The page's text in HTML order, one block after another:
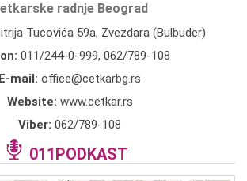
radnje Beograd
Tucovića 59a, Zvezdara (Bulbuder)
011/244-0-999, 062/789-108
E-mail: office@cetkarbg.rs
Website: www.cetkar.rs
Viber: 062/789-108
011PODKAST